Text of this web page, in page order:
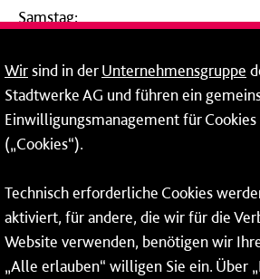
Samstag:
24-Stunden-Telefon*
06131 – 12 77 77
Fax: 06131 – 12 66 66
* Montags bis freitags bis 7 und ab
Wochenenden und Feiertagen
Anrufe je nach Themenauswahl an
Wirsind in derUnternehmensgruppe
Stadtwerke AG und führen ein
Einwilligungsmanagement für
(„Cookies“).
Technisch erforderliche Cookies
aktiviert, für andere, die wir für die
Website verwenden, benötigen wir
„Alle erlauben“ willigen Sie ein. Über